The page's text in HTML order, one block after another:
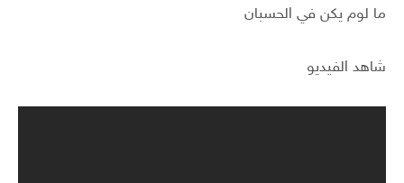
ما لوم يكن في الحسبان
شاهد الفيديو